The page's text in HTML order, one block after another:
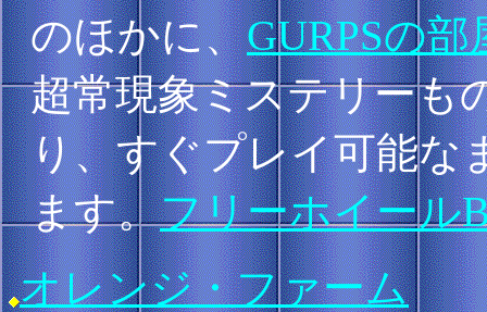
のほかに、GURPSの部
超常現象ミステリーも
り、すぐプレイ可能な
ます。フリーホイール
オレンジ・ファーム